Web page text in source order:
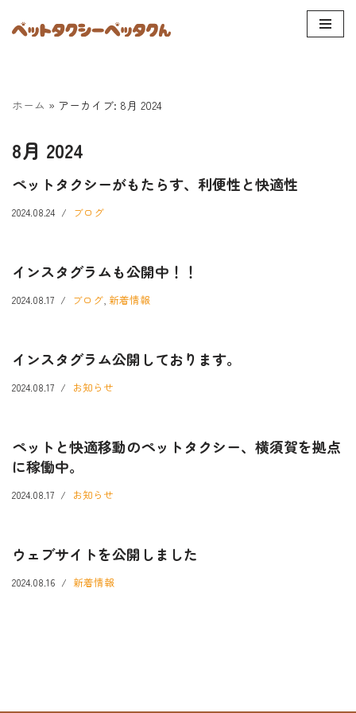
ン
へ
ス
キ
ホーム » アーカイブ: 8月 2024
8月 2024
ペットタクシーがもたらす、利便性と快適性
2024.08.24 ブログ
インスタグラムも公開中！！
2024.08.17 ブログ, 新着情報
インスタグラム公開しております。
2024.08.17 お知らせ
ペットと快適移動のペットタクシー、横須賀を拠点
に稼働中。
2024.08.17 お知らせ
ウェブサイトを公開しました
2024.08.16 新着情報